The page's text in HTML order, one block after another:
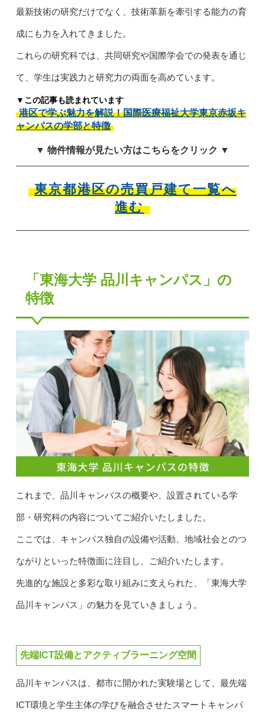
最新技術の研究だけでなく、技術革新を牽引する能力の育
成にも力を入れてきました。
これらの研究科では、共同研究や国際学会での発表を通じ
て、学生は実践力と研究力の両面を高めています。
▼この記事も読まれています
港区で学ぶ魅力を解説！国際医療福祉大学東京赤坂キ
ャンパスの学部と特徴
▼ 物件情報が見たい方はこちらをクリック ▼
東京都港区の売買戸建て一覧へ
進む
「東海大学 品川キャンパス」の
特徴
これまで、品川キャンパスの概要や、設置されている学
部・研究科の内容についてご紹介いたしました。
ここでは、キャンパス独自の設備や活動、地域社会とのつ
ながりといった特徴面に注目し、ご紹介いたします。
先進的な施設と多彩な取り組みに支えられた、「東海大学
品川キャンパス」の魅力を見ていきましょう。
先端ICT設備とアクティブラーニング空間
品川キャンパスは、都市に開かれた実験場として、最先端
ICT環境と学生主体の学びを融合させたスマートキャンパ